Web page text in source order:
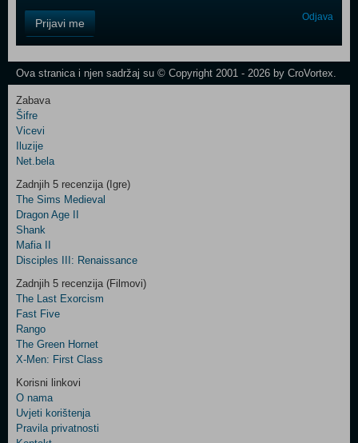
Field
One
Newsletter
Control
Field
Two
Newsletter
Control
Field
Three
Newsletter
Prijavi me Odjava
Ova stranica i njen sadržaj su © Copyright 2001 - 2026 by CroVortex.
Zabava
Šifre
Vicevi
Iluzije
Net.bela
Zadnjih 5 recenzija (Igre)
The Sims Medieval
Dragon Age II
Shank
Mafia II
Disciples III: Renaissance
Zadnjih 5 recenzija (Filmovi)
The Last Exorcism
Fast Five
Rango
The Green Hornet
X-Men: First Class
Korisni linkovi
O nama
Uvjeti korištenja
Pravila privatnosti